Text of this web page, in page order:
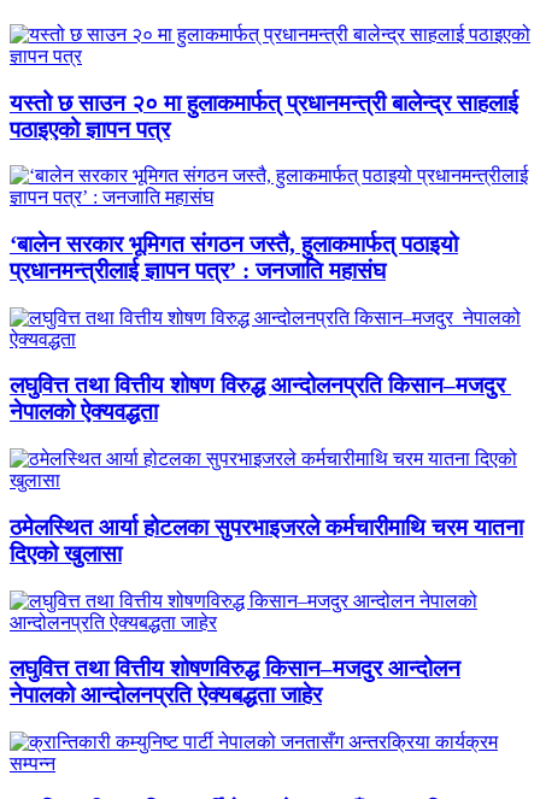
यस्तो छ साउन २० मा हुलाकमार्फत् प्रधानमन्त्री बालेन्द्र साहलाई
पठाइएको ज्ञापन पत्र
‘बालेन सरकार भूमिगत संगठन जस्तै, हुलाकमार्फत् पठाइयो
प्रधानमन्त्रीलाई ज्ञापन पत्र’ : जनजाति महासंघ
लघुवित्त तथा वित्तीय शोषण विरुद्ध आन्दोलनप्रति किसान–मजदुर
नेपालको ऐक्यवद्धता
ठमेलस्थित आर्या होटलका सुपरभाइजरले कर्मचारीमाथि चरम यातना
दिएको खुलासा
लघुवित्त तथा वित्तीय शोषणविरुद्ध किसान–मजदुर आन्दोलन
नेपालको आन्दोलनप्रति ऐक्यबद्धता जाहेर